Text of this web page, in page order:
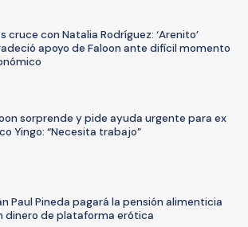
cruce con Natalia Rodríguez: ‘Arenito’
apoyo de Faloon ante difícil momento
sorprende y pide ayuda urgente para ex
Yingo: “Necesita trabajo”
Paul Pineda pagará la pensión alimenticia
dinero de plataforma erótica